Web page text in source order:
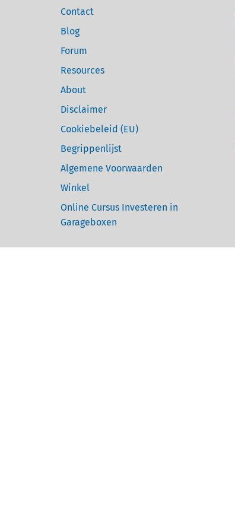
Contact
Blog
Forum
Resources
About
Disclaimer
Cookiebeleid (EU)
Begrippenlijst
Algemene Voorwaarden
Winkel
Online Cursus Investeren in
Garageboxen